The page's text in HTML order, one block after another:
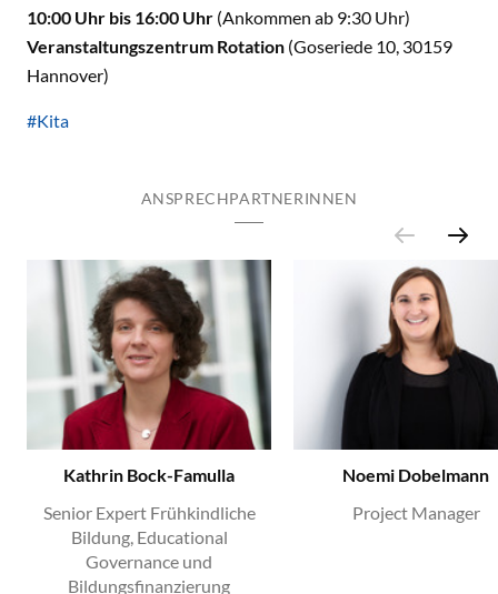
10:00 Uhr bis 16:00 Uhr (Ankommen ab 9:30 Uhr)
Veranstaltungszentrum Rotation (Goseriede 10, 30159
Hannover)
#Kita
ANSPRECHPARTNERINNEN
Kathrin Bock-Famulla
Senior Expert Frühkindliche
Bildung, Educational
Governance und
Bildungsfinanzierung
Noemi Dobelmann
Project Manager